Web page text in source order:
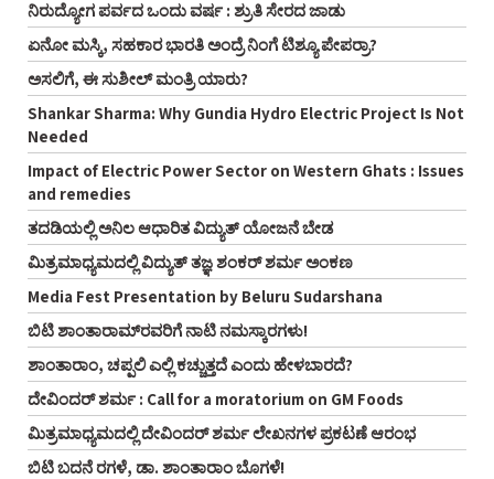
ನಿರುದ್ಯೋಗ ಪರ್ವದ ಒಂದು ವರ್ಷ : ಶ್ರುತಿ ಸೇರದ ಜಾಡು
ಏನೋ ಮಸ್ಕಿ, ಸಹಕಾರ ಭಾರತಿ ಅಂದ್ರೆ ನಿಂಗೆ ಟಿಶ್ಯೂ ಪೇಪರ್ರಾ?
ಅಸಲಿಗೆ, ಈ ಸುಶೀಲ್ ಮಂತ್ರಿ ಯಾರು?
Shankar Sharma: Why Gundia Hydro Electric Project Is Not
Needed
Impact of Electric Power Sector on Western Ghats : Issues
and remedies
ತದಡಿಯಲ್ಲಿ ಅನಿಲ ಆಧಾರಿತ ವಿದ್ಯುತ್ ಯೋಜನೆ ಬೇಡ
ಮಿತ್ರಮಾಧ್ಯಮದಲ್ಲಿ ವಿದ್ಯುತ್ ತಜ್ಞ ಶಂಕರ್ ಶರ್ಮ ಅಂಕಣ
Media Fest Presentation by Beluru Sudarshana
ಬಿಟಿ ಶಾಂತಾರಾಮ್‌ರವರಿಗೆ ನಾಟಿ ನಮಸ್ಕಾರಗಳು!
ಶಾಂತಾರಾಂ, ಚಪ್ಪಲಿ ಎಲ್ಲಿ ಕಚ್ಚುತ್ತದೆ ಎಂದು ಹೇಳಬಾರದೆ?
ದೇವಿಂದರ್ ಶರ್ಮ : Call for a moratorium on GM Foods
ಮಿತ್ರಮಾಧ್ಯಮದಲ್ಲಿ ದೇವಿಂದರ್ ಶರ್ಮ ಲೇಖನಗಳ ಪ್ರಕಟಣೆ ಆರಂಭ
ಬಿಟಿ ಬದನೆ ರಗಳೆ, ಡಾ. ಶಾಂತಾರಾಂ ಬೊಗಳೆ!